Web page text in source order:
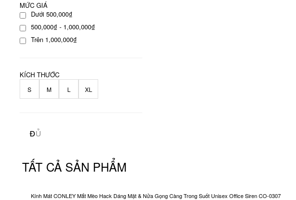
MỨC GIÁ
Dưới 500,000₫
500,000₫ - 1,000,000₫
Trên 1,000,000₫
KÍCH THƯỚC
S M L XL
TẤT CẢ SẢN PHẨM
Kính Mát CONLEY Mắt Mèo Hack Dáng Mặt & Nửa Gọng Càng Trong Suốt Unisex Office Siren CO-0307